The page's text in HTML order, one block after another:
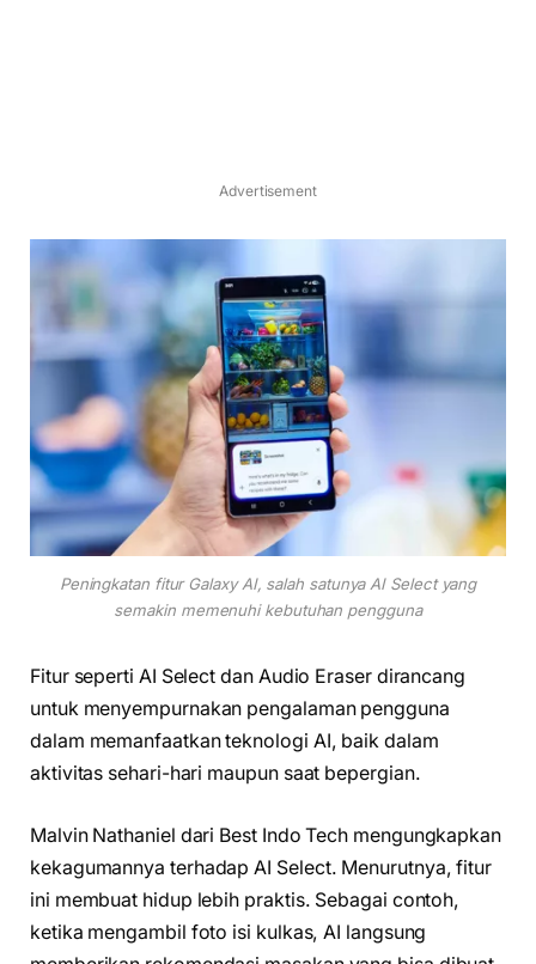
Advertisement
Peningkatan fitur Galaxy AI, salah satunya AI Select yang
semakin memenuhi kebutuhan pengguna
Fitur seperti AI Select dan Audio Eraser dirancang
untuk menyempurnakan pengalaman pengguna
dalam memanfaatkan teknologi AI, baik dalam
aktivitas sehari-hari maupun saat bepergian.
Malvin Nathaniel dari Best Indo Tech mengungkapkan
kekagumannya terhadap AI Select. Menurutnya, fitur
ini membuat hidup lebih praktis. Sebagai contoh,
ketika mengambil foto isi kulkas, AI langsung